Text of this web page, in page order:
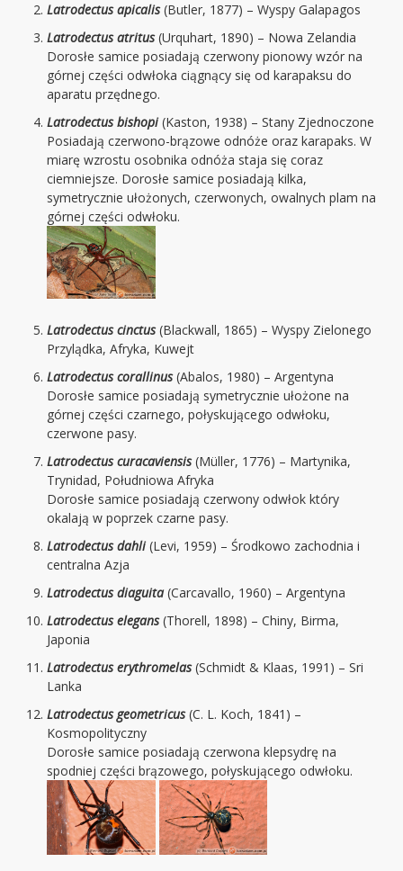
Latrodectus apicalis(Butler, 1877) – Wyspy Galapagos
Latrodectus atritus(Urquhart, 1890) – Nowa Zelandia
Dorosłe samice posiadają czerwony pionowy wzór na
górnej części odwłoka ciągnący się od karapaksu do
aparatu przędnego.
Latrodectus bishopi(Kaston, 1938) – Stany Zjednoczone
Posiadają czerwono-brązowe odnóże oraz karapaks. W
miarę wzrostu osobnika odnóża staja się coraz
ciemniejsze. Dorosłe samice posiadają kilka,
symetrycznie ułożonych, czerwonych, owalnych plam na
górnej części odwłoku.
Latrodectus cinctus(Blackwall, 1865) – Wyspy Zielonego
Przylądka, Afryka, Kuwejt
Latrodectus corallinus(Abalos, 1980) – Argentyna
Dorosłe samice posiadają symetrycznie ułożone na
górnej części czarnego, połyskującego odwłoku,
czerwone pasy.
Latrodectus curacaviensis(Müller, 1776) – Martynika,
Trynidad, Południowa Afryka
Dorosłe samice posiadają czerwony odwłok który
okalają w poprzek czarne pasy.
Latrodectus dahli(Levi, 1959) – Środkowo zachodnia i
centralna Azja
Latrodectus diaguita(Carcavallo, 1960) – Argentyna
Latrodectus elegans(Thorell, 1898) – Chiny, Birma,
Japonia
Latrodectus erythromelas(Schmidt & Klaas, 1991) – Sri
Lanka
Latrodectus geometricus(C. L. Koch, 1841) –
Kosmopolityczny
Dorosłe samice posiadają czerwona klepsydrę na
spodniej części brązowego, połyskującego odwłoku.